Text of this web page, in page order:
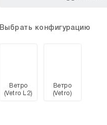
Выбрать конфигурацию
Ветро
(Vetro L2)
Ветро
(Vetro)